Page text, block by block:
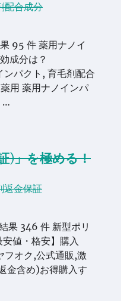
配合成分
95 件 薬用ナノイ
成分は？
パクト, 育毛剤配合
用 薬用ナノインパ
…
)」を極める！
返金保証
果 346 件 新型ポリ
値・格安】購入
オク,公式通販,激
金含め)お得購入す